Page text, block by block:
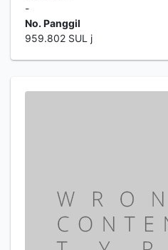
-
No. Panggil
959.802 SUL j